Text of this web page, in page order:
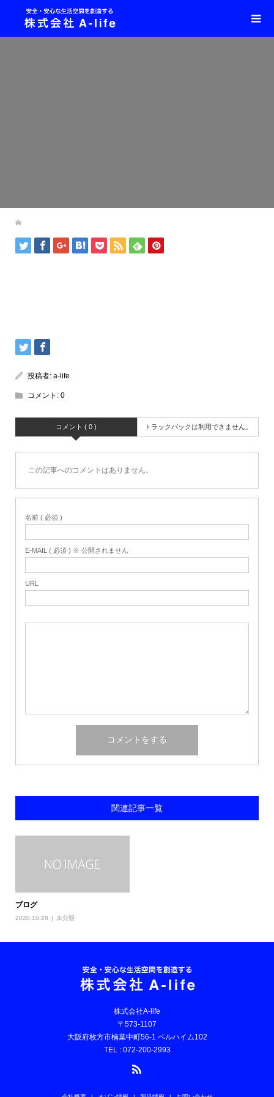
投稿者: a-life
コメント: 0
コメント ( 0 ) トラックバックは利用できません。
この記事へのコメントはありません。
名前 ( 必須 )
E-MAIL ( 必須 ) ※ 公開されません
URL
関連記事一覧
ブログ
2020.10.28 未分類
株式会社A-life
〒573-1107
大阪府枚方市楠葉中町56-1 ベルハイム102
TEL : 072-200-2993